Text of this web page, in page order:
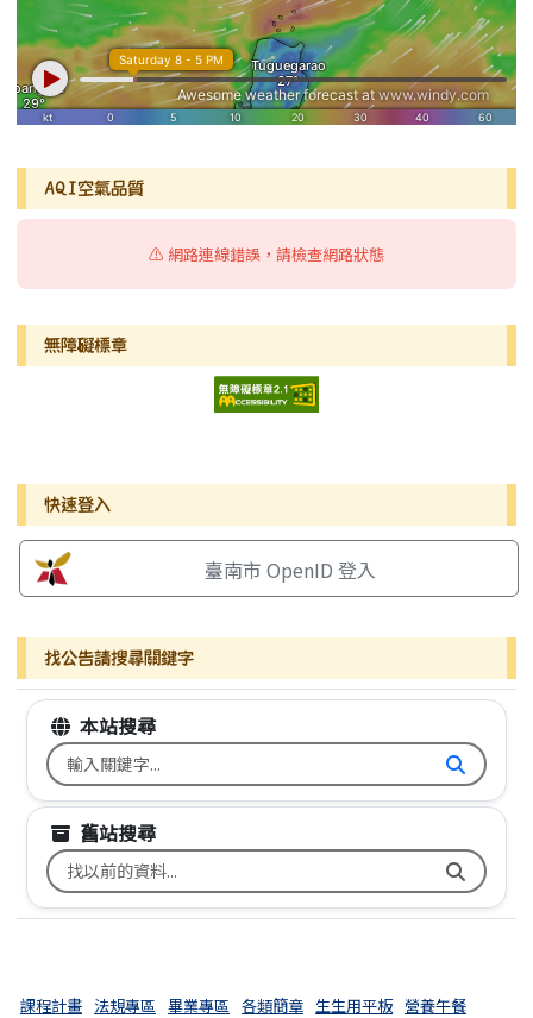
AQI空氣品質
⚠️ 網路連線錯誤，請檢查網路狀態
無障礙標章
右邊區域內容
快速登入
臺南市 OpenID 登入
找公告請搜尋關鍵字
本站搜尋
搜尋台南市文元國小全球資訊網關鍵字
舊站搜尋
搜尋台南市文元國小舊校網關鍵字
課程計畫 法規專區 畢業專區 各類簡章 生生用平板 營養午餐